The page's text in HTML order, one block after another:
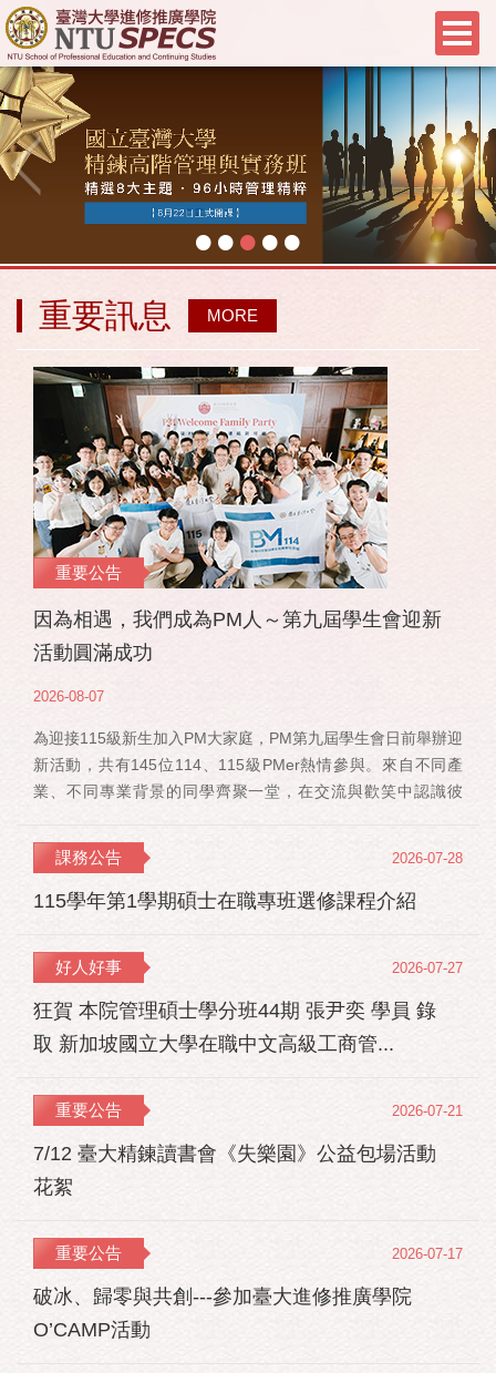
•••••
重要訊息 MORE
重要公告
因為相遇，我們成為PM人～第九屆學生會迎新
活動圓滿成功
2026-08-07
為迎接115級新生加入PM大家庭，PM第九屆學生會日前舉辦迎
新活動，共有145位114、115級PMer熱情參與。來自不同產
業、不同專業背景的同學齊聚一堂，在交流與歡笑中認識彼
謝郭佳瑋院長、PMBA孔令傑主任及PMBM何佳安主任蒞臨現
場，給予115 級新生勉勵與祝福；PMLBA謝煜偉主任雖人在國
外進修，也特別捎來祝福，為即將...
課務公告
115學年第1學期碩士在職專班選修課程介紹
2026-07-28
好人好事
狂賀 本院管理碩士學分班44期 張尹奕 學員 錄
取 新加坡國立大學在職中文高級工商管...
2026-07-27
重要公告
7/12 臺大精鍊讀書會《失樂園》公益包場活動
花絮
2026-07-21
重要公告
破冰、歸零與共創---參加臺大進修推廣學院
O’CAMP活動
2026-07-17